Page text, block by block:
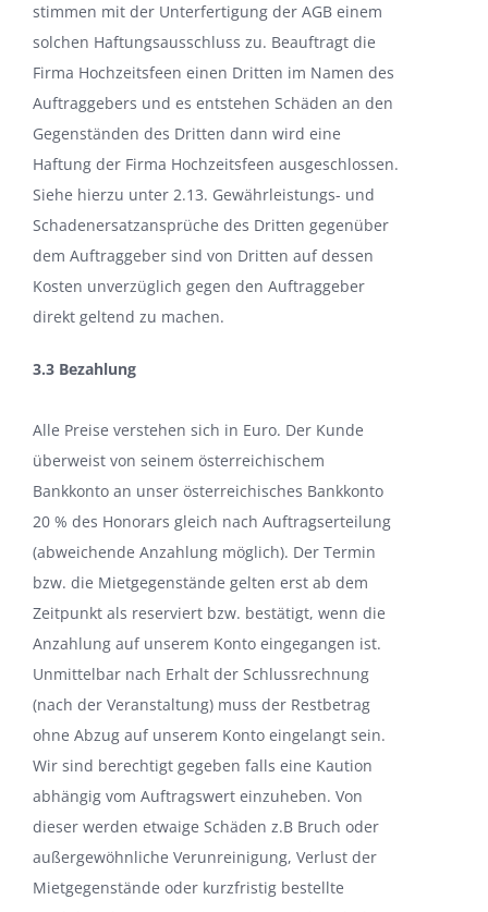
stimmen mit der Unterfertigung der AGB einem
solchen Haftungsausschluss zu. Beauftragt die
Firma Hochzeitsfeen einen Dritten im Namen des
Auftraggebers und es entstehen Schäden an den
Gegenständen des Dritten dann wird eine
Haftung der Firma Hochzeitsfeen ausgeschlossen.
Siehe hierzu unter 2.13. Gewährleistungs- und
Schadenersatzansprüche des Dritten gegenüber
dem Auftraggeber sind von Dritten auf dessen
Kosten unverzüglich gegen den Auftraggeber
direkt geltend zu machen.
3.3 Bezahlung
Alle Preise verstehen sich in Euro. Der Kunde
überweist von seinem österreichischem
Bankkonto an unser österreichisches Bankkonto
20 % des Honorars gleich nach Auftragserteilung
(abweichende Anzahlung möglich). Der Termin
bzw. die Mietgegenstände gelten erst ab dem
Zeitpunkt als reserviert bzw. bestätigt, wenn die
Anzahlung auf unserem Konto eingegangen ist.
Unmittelbar nach Erhalt der Schlussrechnung
(nach der Veranstaltung) muss der Restbetrag
ohne Abzug auf unserem Konto eingelangt sein.
Wir sind berechtigt gegeben falls eine Kaution
abhängig vom Auftragswert einzuheben. Von
dieser werden etwaige Schäden z.B Bruch oder
außergewöhnliche Verunreinigung, Verlust der
Mietgegenstände oder kurzfristig bestellte